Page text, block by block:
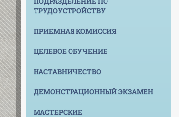
ТРУДОУСТРОЙСТВУ
ПРИЕМНАЯ КОМИССИЯ
ЦЕЛЕВОЕ ОБУЧЕНИЕ
НАСТАВНИЧЕСТВО
ДЕМОНСТРАЦИОННЫЙ ЭКЗАМЕН
МАСТЕРСКИЕ